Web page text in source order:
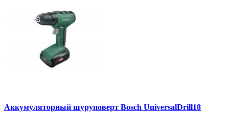
Аккумуляторный шуруповерт Bosch UniversalDrill18